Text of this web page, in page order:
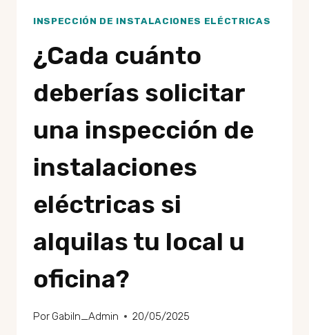
INSPECCIÓN DE INSTALACIONES ELÉCTRICAS
¿Cada cuánto
deberías solicitar
una inspección de
instalaciones
eléctricas si
alquilas tu local u
oficina?
Por GabiIn_Admin 20/05/2025